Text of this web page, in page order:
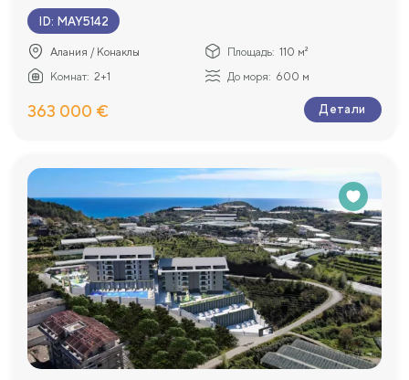
ID: MAY5142
Алания / Конаклы Площадь: 110 м²
Комнат: 2+1 До моря: 600 м
363 000 € Детали